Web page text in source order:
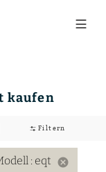
kaufen
Filtern
: eqt cancel